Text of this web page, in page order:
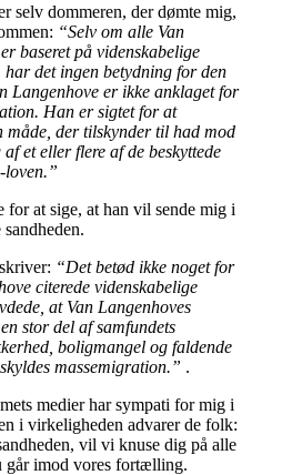
selv dommeren, der dømte mig,
“Selv om alle Van
baseret på videnskabelige
har det ingen betydning for den
Langenhove er ikke anklaget for
Han er sigtet for at
måde, der tilskynder til had mod
et eller flere af de beskyttede
for at sige, at han vil sende mig i
“Det betød ikke noget for
citerede videnskabelige
at Van Langenhoves
stor del af samfundets
boligmangel og faldende
massemigration.” .
medier har sympati for mig i
i virkeligheden advarer de folk:
vil vi knuse dig på alle
går imod vores fortælling.